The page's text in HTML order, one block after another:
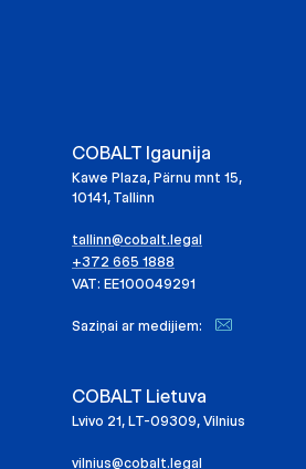
COBALT Igaunija
Kawe Plaza, Pärnu mnt 15,
10141, Tallinn
tallinn@cobalt.legal
+372 665 1888
VAT: EE100049291
Saziņai ar medijiem:
COBALT Lietuva
Lvivo 21, LT-09309, Vilnius
vilnius@cobalt.legal